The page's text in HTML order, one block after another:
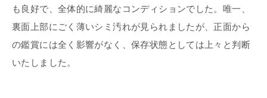
も良好で、全体的に綺麗なコンディションでした。唯一、
裏面上部にごく薄いシミ汚れが見られましたが、正面から
の鑑賞には全く影響がなく、保存状態としては上々と判断
いたしました。